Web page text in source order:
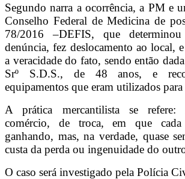
Segundo narra a ocorrência, a PM e
Conselho Federal de Medicina de
78/2016 –DEFIS, que
denúncia, fez deslocamento ao local,
a veracidade do fato, sendo então
Srº S.D.S., de 48 anos, e
equipamentos que eram utilizados
A prática mercantilista se refere:
comércio, de troca, em que
ganhando, mas, na verdade, quase
custa da perda ou ingenuidade do
O caso será investigado pela Polícia